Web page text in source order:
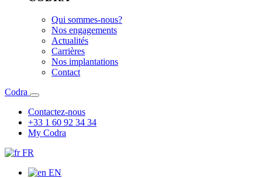
Qui sommes-nous?
Nos engagements
Actualités
Carrières
Nos implantations
Contact
Codra
Contactez-nous
+33 1 60 92 34 34
My Codra
FR
EN